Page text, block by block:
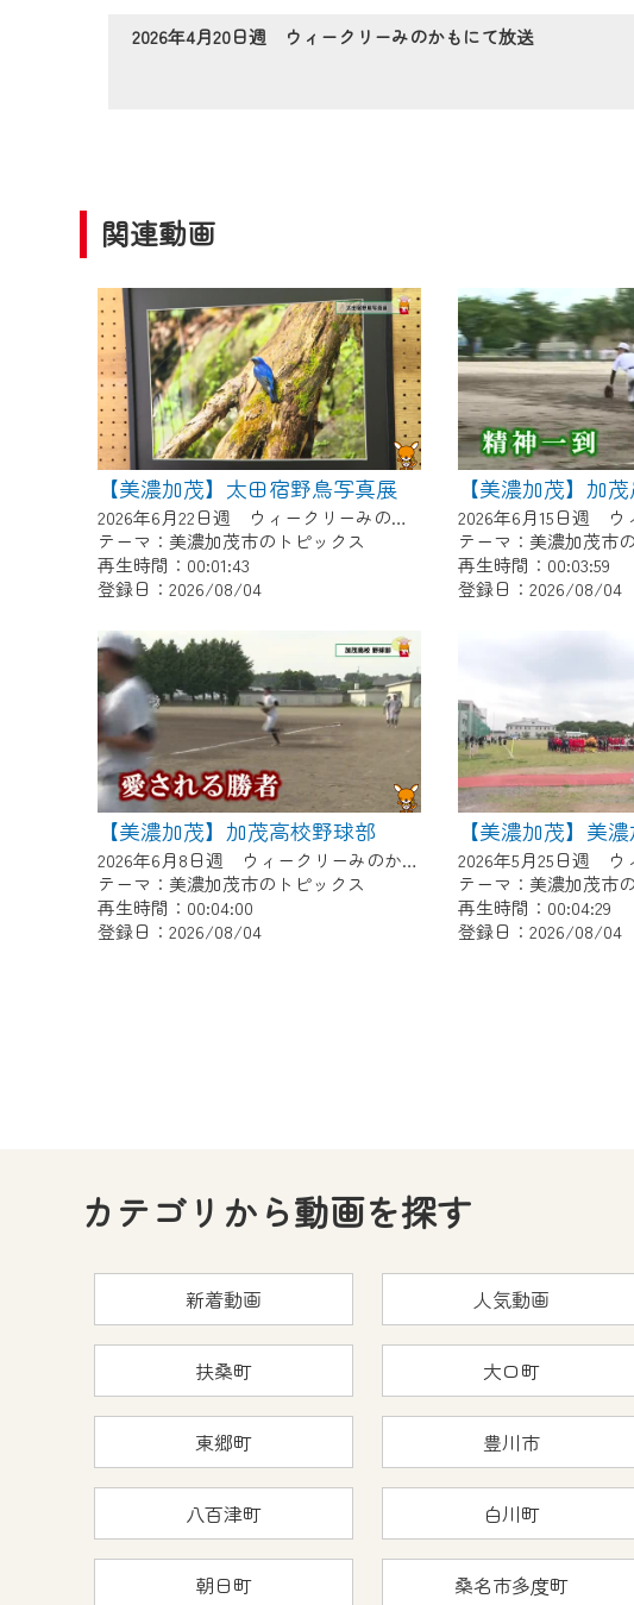
2026年4月20日週 ウィークリーみのかもにて放送
関連動画
【美濃加茂】太田宿野鳥写真展
2026年6月22日週 ウィークリーみのかもにて放送
テーマ：美濃加茂市のトピックス
再生時間：00:01:43
登録日：2026/08/04
【美濃加茂】加
テーマ：美濃加茂市
再生時間：00:03:59
登録日：2026/08/04
【美濃加茂】加茂高校野球部
2026年6月8日週 ウィークリーみのかもにて放送
テーマ：美濃加茂市のトピックス
再生時間：00:04:00
登録日：2026/08/04
テーマ：美濃加茂市
再生時間：00:04:29
登録日：2026/08/04
カテゴリから動画を探す
新着動画 人気動画
扶桑町 大口町
東郷町 豊川市
八百津町 白川町
朝日町 桑名市多度町
ご不便をおかけいたしますが、ご了承の程